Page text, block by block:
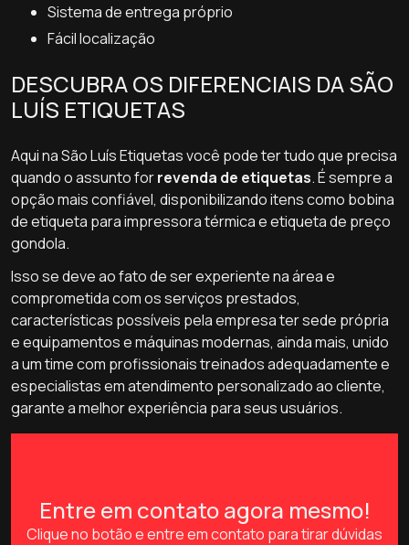
sistema de entrega próprio
fácil localização
DESCUBRA OS DIFERENCIAIS DA SÃO
LUÍS ETIQUETAS
Aqui na São Luís Etiquetas você pode ter tudo que precisa
quando o assunto forrevenda de etiquetas. É sempre a
opção mais confiável, disponibilizando itens como bobina
de etiqueta para impressora térmica e etiqueta de preço
gondola.
Isso se deve ao fato de ser experiente na área e
comprometida com os serviços prestados,
características possíveis pela empresa ter sede própria
e equipamentos e máquinas modernas, ainda mais, unido
a um time com profissionais treinados adequadamente e
especialistas em atendimento personalizado ao cliente,
garante a melhor experiência para seus usuários.
Entre em contato agora mesmo!
Clique no botão e entre em contato para tirar dúvidas